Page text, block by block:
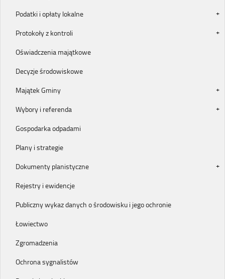
Podatki i opłaty lokalne
Protokoły z kontroli
Oświadczenia majątkowe
Decyzje środowiskowe
Majątek Gminy
Wybory i referenda
Gospodarka odpadami
Plany i strategie
Dokumenty planistyczne
Rejestry i ewidencje
Publiczny wykaz danych o środowisku i jego ochronie
Łowiectwo
Zgromadzenia
Ochrona sygnalistów